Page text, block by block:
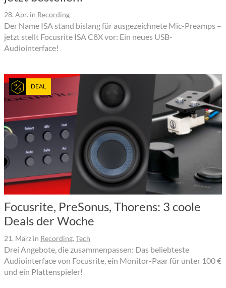
28. Apr. in Recording
Der Name ISA stand bislang für ausgezeichnete Mic-Preamps –
jetzt stellt Focusrite ISA C8X vor: Ein neues USB-
Audiointerface!
DEAL
Focusrite, PreSonus, Thorens: 3 coole
Deals der Woche
21. März in Recording, Tech
Drei Angebote, die zusammenpassen: Das beliebteste
Audiointerface von Focusrite, ein Monitor-Paar für unter 100 €
und ein Plattenspieler!